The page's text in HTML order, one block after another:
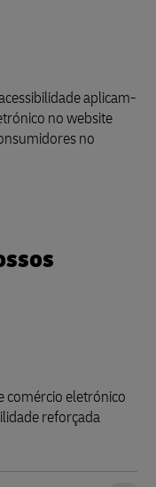
aplicam-
no website
no
comércio eletrónico
reforçada